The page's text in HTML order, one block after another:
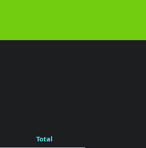
Total